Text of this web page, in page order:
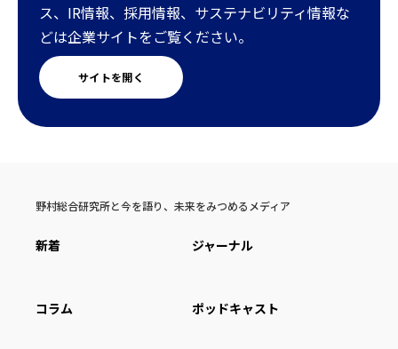
ス、IR情報、採用情報、サステナビリティ情報な
どは企業サイトをご覧ください。
サイトを開く
野村総合研究所と今を語り、未来をみつめるメディア
新着 ジャーナル
コラム ポッドキャスト